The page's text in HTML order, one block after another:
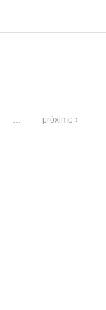
próximo ›